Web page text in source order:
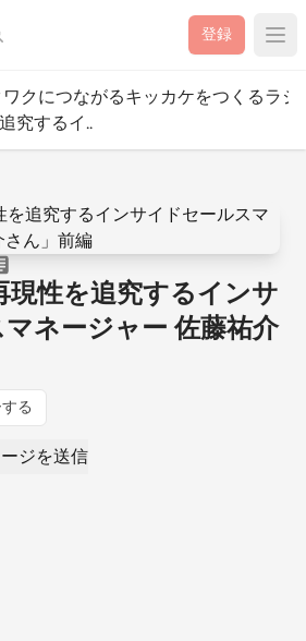
登録
クにつながるキッカケをつくるラジ
究するイ..
現性を追究するインサ
ネージャー 佐藤祐介
る
ジを送信